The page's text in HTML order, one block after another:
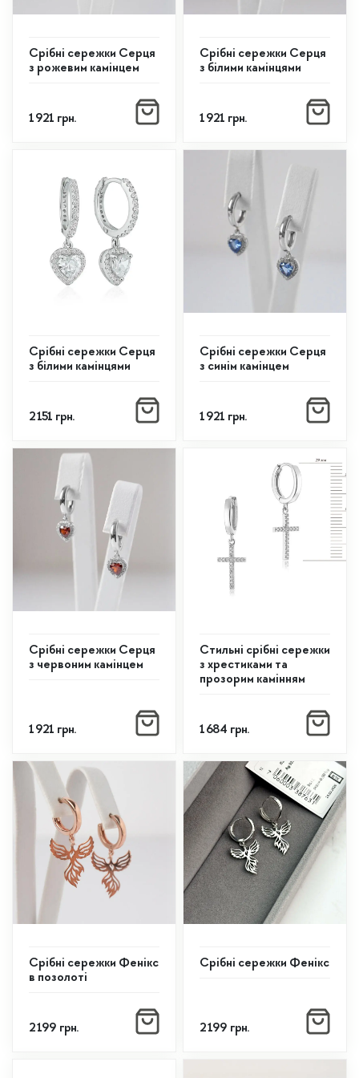
Срібні сережки Серця
з рожевим камінцем
1 921 грн.
Срібні сережки Серця
з білими камінцями
1 921 грн.
Срібні сережки Серця
з білими камінцями
2 151 грн.
Срібні сережки Серця
з синім камінцем
1 921 грн.
Срібні сережки Серця
з червоним камінцем
1 921 грн.
Стильні срібні сережки
з хрестиками та
прозорим камінням
1 684 грн.
Срібні сережки Фенікс
в позолоті
2 199 грн.
Срібні сережки Фенікс
2 199 грн.